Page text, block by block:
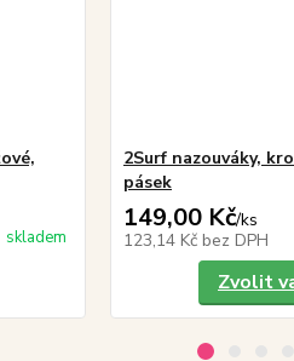
skladem
2Surf nazouváky,
pásek
149,00 Kč/ks
123,14 Kč bez DPH
Zvolit